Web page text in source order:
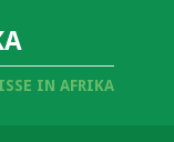
IN AFRIKA